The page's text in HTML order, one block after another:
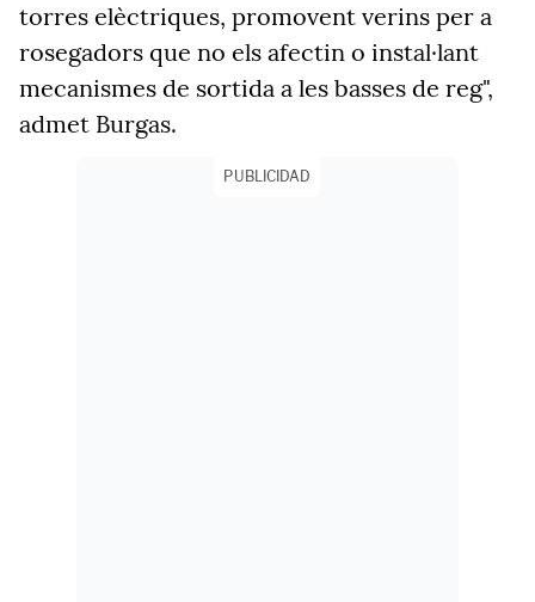
torres elèctriques, promovent verins per a
rosegadors que no els afectin o instal·lant
mecanismes de sortida a les basses de reg",
admet Burgas.
PUBLICIDAD